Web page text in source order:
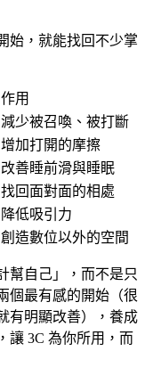
始，就能找回不少掌
作用
減少被召喚、被打斷
增加打開的摩擦
改善睡前滑與睡眠
找回面對面的相處
降低吸引力
創造數位以外的空間
幫自己」，而不是只
個最有感的開始（很
有明顯改善），養成
讓 3C 為你所用，而